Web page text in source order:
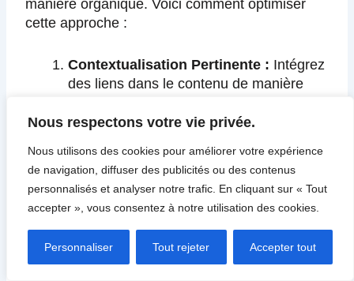
Nous respectons votre vie privée.
Nous utilisons des cookies pour améliorer votre expérience
de navigation, diffuser des publicités ou des contenus
personnalisés et analyser notre trafic. En cliquant sur « Tout
accepter », vous consentez à notre utilisation des cookies.
Personnaliser Tout rejeter Accepter tout
manière organique. Voici comment optimiser
cette approche :
Contextualisation Pertinente : Intégrez
des liens dans le contenu de manière
s’aligner naturellement avec le sujet
lecteurs.
Utilisation de Liens vers des
Ressources Externes Fiables :
Lorsque vous citez des informations
provenant d’autres sources, assurez-
vous que ces sources sont fiables et